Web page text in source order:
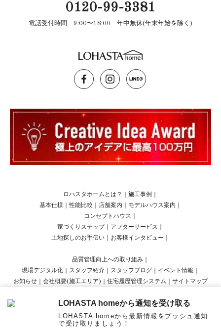
0120-99-3381
電話受付時間 9:00〜18:00 年中無休(年末年始を除く)
ロハスタホームとは？ 施工事例
基本仕様 ｜性能比較 店舗案内 モデルハウス案内
コンセプトハウス
家づくりステップ
アフターサービス
土地探しのお手伝い
お客様インタビュー
品質管理向上への取り組み
現場デジタル化
スタッフ紹介 スタッフブログ イベント情報
お知らせ
会社概要(施工エリア) 住宅履歴管理システム サイトマップ
Copyright © LOHASTA home presented by LOHAS studio All Rights Reserved.
LOHASTA homeから通知を受け取る
LOHASTA homeから最新情報をプッシュ通知
で受け取りましょう！